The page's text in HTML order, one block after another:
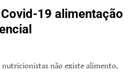
19 alimentação
nutricionistas não existe alimento,